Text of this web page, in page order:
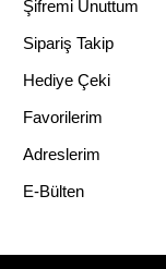
Şifremi Unuttum
Sipariş Takip
Hediye Çeki
Favorilerim
Adreslerim
E-Bülten